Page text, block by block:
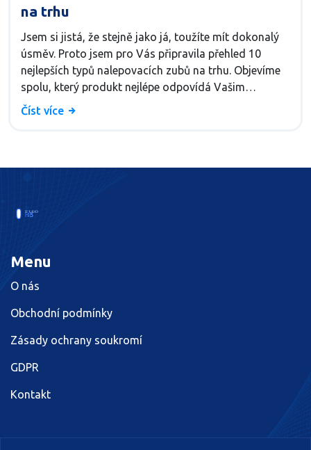
na trhu
Jsem si jistá, že stejně jako já, toužíte mít dokonalý
úsměv. Proto jsem pro Vás připravila přehled 10
nejlepších typů nalepovacích zubů na trhu. Objevíme
spolu, který produkt nejlépe odpovídá Vašim
potřebám a přání. Připravte se na to, že Váš úsměv
Číst více
Menu
O nás
Obchodní podmínky
Zásady ochrany soukromí
GDPR
Kontakt